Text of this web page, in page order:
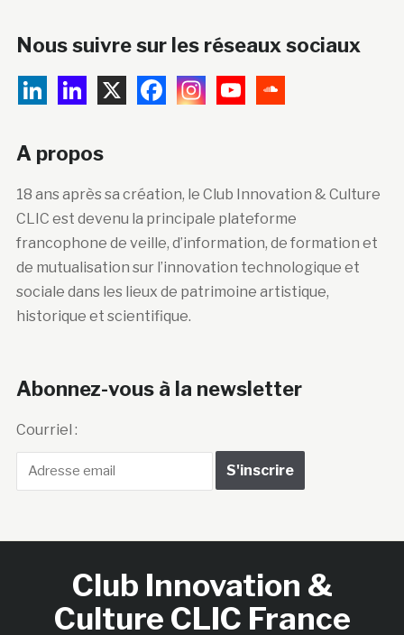
Nous suivre sur les réseaux sociaux
A propos
18 ans après sa création, le Club Innovation & Culture
CLIC est devenu la principale plateforme
francophone de veille, d’information, de formation et
de mutualisation sur l’innovation technologique et
sociale dans les lieux de patrimoine artistique,
historique et scientifique.
Abonnez-vous à la newsletter
Courriel :
Club Innovation &
Culture CLIC France